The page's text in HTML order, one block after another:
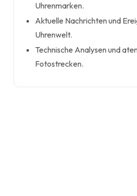
Uhrenmarken.
Aktuelle Nachrichten und
Uhrenwelt.
Technische Analysen und
Fotostrecken.